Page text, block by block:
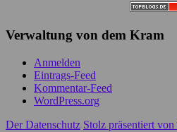
Verwaltung von dem Kram
Anmelden
Eintrags-Feed
Kommentar-Feed
WordPress.org
Der Datenschutz Stolz präsentiert von